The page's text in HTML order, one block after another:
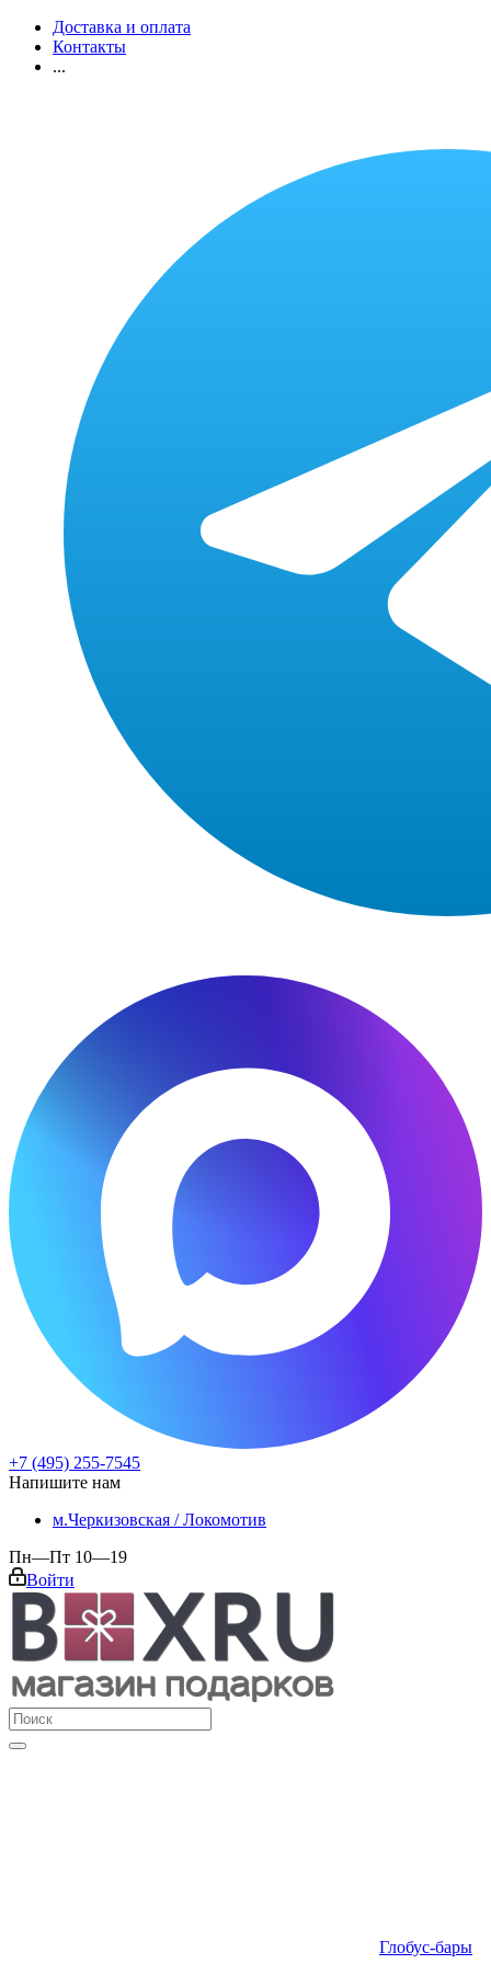
Доставка и оплата
Контакты
...
+7 (495) 255-7545
Напишите нам
м.Черкизовская / Локомотив
Пн—Пт 10—19
Войти
Глобус-бары